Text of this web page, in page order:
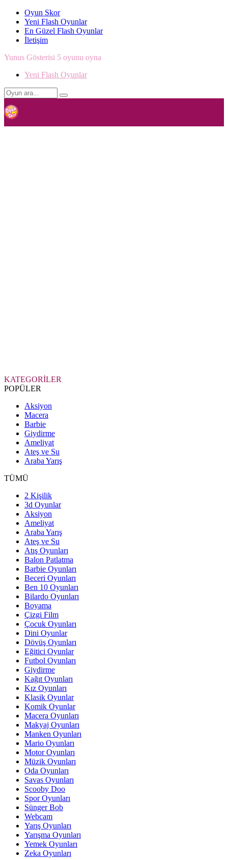
Oyun Skor
Yeni Flash Oyunlar
En Güzel Flash Oyunlar
İletişim
Yunus Gösterisi 5 oyunu oyna
Yeni Flash Oyunlar
KATEGORİLER
POPÜLER
Aksiyon
Macera
Barbie
Giydirme
Ameliyat
Ateş ve Su
Araba Yarış
TÜMÜ
2 Kişilik
3d Oyunlar
Aksiyon
Ameliyat
Araba Yarış
Ateş ve Su
Atış Oyunları
Balon Patlatma
Barbie Oyunları
Beceri Oyunları
Ben 10 Oyunları
Bilardo Oyunları
Boyama
Çizgi Film
Çocuk Oyunları
Dini Oyunlar
Dövüş Oyunları
Eğitici Oyunlar
Futbol Oyunları
Giydirme
Kağıt Oyunları
Kız Oyunları
Klasik Oyunlar
Komik Oyunlar
Macera Oyunları
Makyaj Oyunları
Manken Oyunları
Mario Oyunları
Motor Oyunları
Müzik Oyunları
Oda Oyunları
Savas Oyunları
Scooby Doo
Spor Oyunları
Sünger Bob
Webcam
Yarış Oyunları
Yarışma Oyunları
Yemek Oyunları
Zeka Oyunları